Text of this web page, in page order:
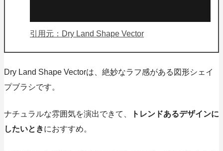
引用元：Dry Land Shape Vector
Dry Land Shape Vectorは、 絶妙なラフ感がある図形シェイ
プブラシです。
ナチュラルな雰囲気を演出できて、
トレンドあるデザインに
したいときにおすすめ。